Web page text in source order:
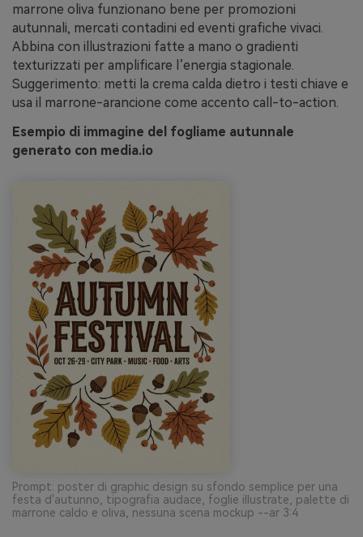
marrone oliva funzionano bene per promozioni
autunnali, mercati contadini ed eventi grafiche vivaci.
Abbina con illustrazioni fatte a mano o gradienti
texturizzati per amplificare l’energia stagionale.
Suggerimento: metti la crema calda dietro i testi chiave e
usa il marrone-arancione come accento call-to-action.
Esempio di immagine del fogliame autunnale
generato con media.io
Prompt: poster di graphic design su sfondo semplice per una
festa d'autunno, tipografia audace, foglie illustrate, palette di
marrone caldo e oliva, nessuna scena mockup --ar 3:4